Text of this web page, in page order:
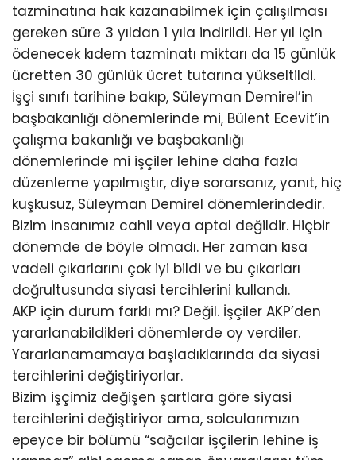
tazminatına hak kazanabilmek için çalışılması
gereken süre 3 yıldan 1 yıla indirildi. Her yıl için
ödenecek kıdem tazminatı miktarı da 15 günlük
ücretten 30 günlük ücret tutarına yükseltildi.
İşçi sınıfı tarihine bakıp, Süleyman Demirel’in
başbakanlığı dönemlerinde mi, Bülent Ecevit’in
çalışma bakanlığı ve başbakanlığı
dönemlerinde mi işçiler lehine daha fazla
düzenleme yapılmıştır, diye sorarsanız, yanıt, hiç
kuşkusuz, Süleyman Demirel dönemlerindedir.
Bizim insanımız cahil veya aptal değildir. Hiçbir
dönemde de böyle olmadı. Her zaman kısa
vadeli çıkarlarını çok iyi bildi ve bu çıkarları
doğrultusunda siyasi tercihlerini kullandı.
AKP için durum farklı mı? Değil. İşçiler AKP’den
yararlanabildikleri dönemlerde oy verdiler.
Yararlanamamaya başladıklarında da siyasi
tercihlerini değiştiriyorlar.
Bizim işçimiz değişen şartlara göre siyasi
tercihlerini değiştiriyor ama, solcularımızın
epeyce bir bölümü “sağcılar işçilerin lehine iş